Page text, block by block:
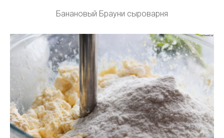
Банановый Брауни сыроварня